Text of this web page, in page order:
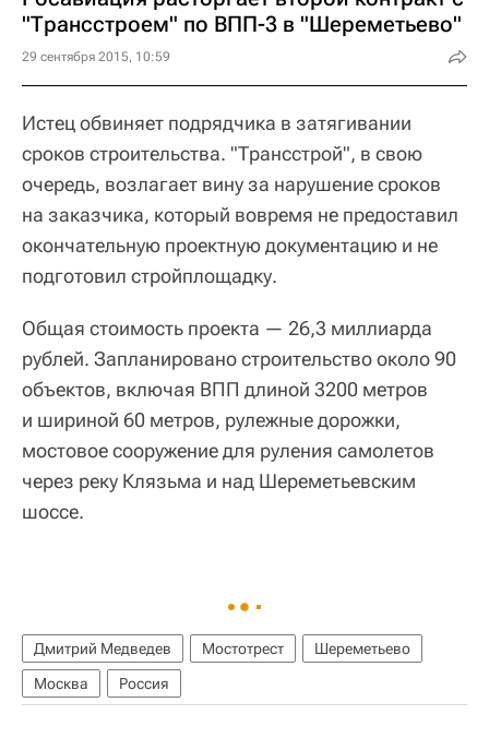
"Трансстроем" по ВПП-3 в "Шереметьево"
29 сентября 2015, 10:59
Истец обвиняет подрядчика в затягивании
сроков строительства. "Трансстрой", в свою
очередь, возлагает вину за нарушение сроков
на заказчика, который вовремя не предоставил
окончательную проектную документацию и не
подготовил стройплощадку.
Общая стоимость проекта — 26,3 миллиарда
рублей. Запланировано строительство около 90
объектов, включая ВПП длиной 3200 метров
и шириной 60 метров, рулежные дорожки,
мостовое сооружение для руления самолетов
через реку Клязьма и над Шереметьевским
шоссе.
Дмитрий Медведев Мостотрест
Шереметьево
Москва
Россия